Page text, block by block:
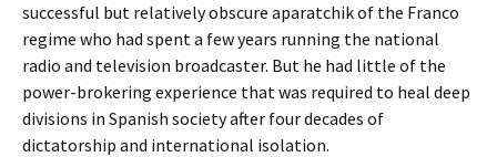
successful but relatively obscure aparatchik of the Franco
regime who had spent a few years running the national
radio and television broadcaster. But he had little of the
power-brokering experience that was required to heal deep
divisions in Spanish society after four decades of
dictatorship and international isolation.